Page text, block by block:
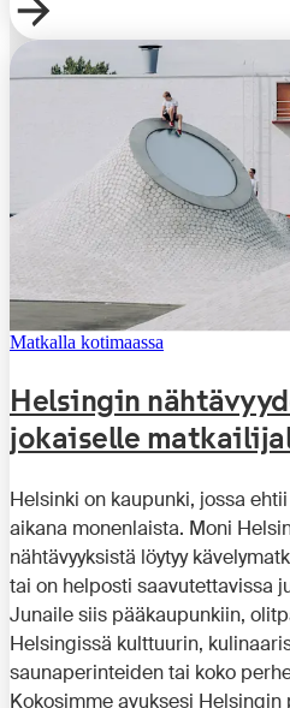
Matkalla kotimaassa
Helsingin
jokaiselle
Helsinki on kaupunki, jossa
aikana monenlaista. Moni
nähtävyyksistä löytyy
tai on helposti saavutettavissa
Junaile siis pääkaupunkiin,
Helsingissä kulttuurin,
saunaperinteiden tai koko
Kokosimme avuksesi Helsingin